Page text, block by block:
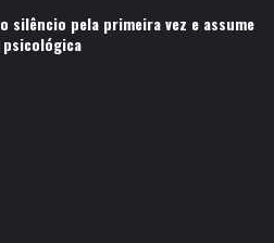
silêncio pela primeira vez e assume